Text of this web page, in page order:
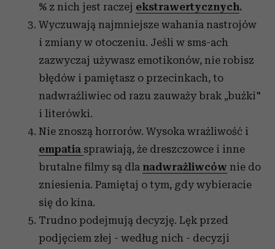
% z nich jest raczej ekstrawertycznych.
Wyczuwają najmniejsze wahania nastrojów
i zmiany w otoczeniu. Jeśli w sms-ach
zazwyczaj używasz emotikonów, nie robisz
błędów i pamiętasz o przecinkach, to
nadwrażliwiec od razu zauważy brak „buźki"
i literówki.
Nie znoszą horrorów. Wysoka wrażliwość i
empatia sprawiają, że dreszczowce i inne
brutalne filmy są dla nadwrażliwców nie do
zniesienia. Pamiętaj o tym, gdy wybieracie
się do kina.
Trudno podejmują decyzję. Lęk przed
podjęciem złej - według nich - decyzji